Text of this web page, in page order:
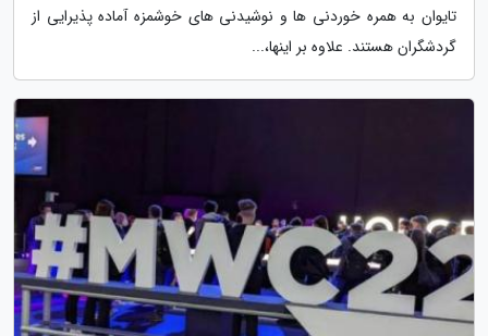
تایوان به همره خوردنی ها و نوشیدنی های خوشمزه آماده پذیرایی از
گردشگران هستند. علاوه بر اینها،...